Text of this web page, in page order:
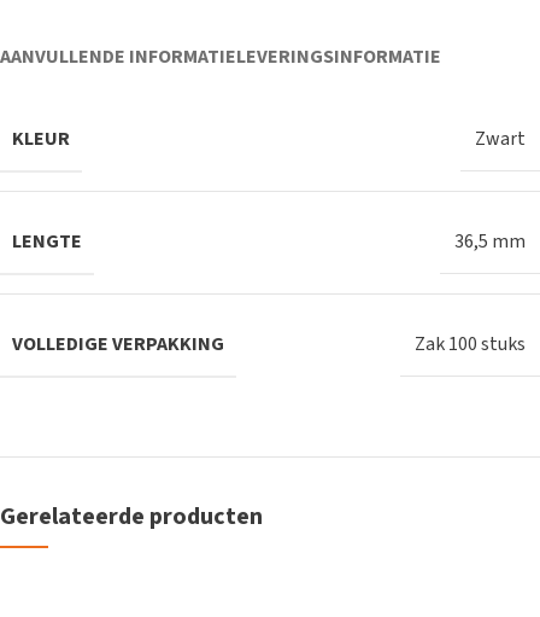
AANVULLENDE INFORMATIELEVERINGSINFORMATIE
KLEUR Zwart
LENGTE 36,5 mm
VOLLEDIGE VERPAKKING Zak 100 stuks
Gerelateerde producten